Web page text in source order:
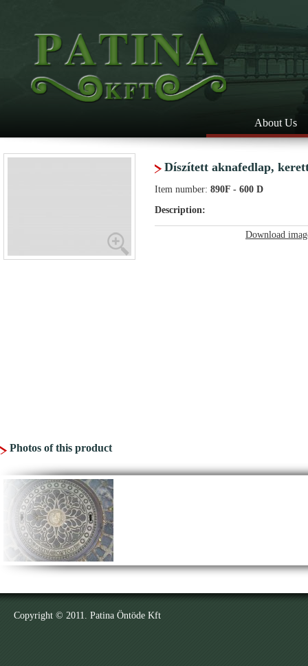
About Us
Díszített aknafedlap,
Item number: 890F - 600 D
Description:
Download
Photos of this product
Copyright © 2011. Patina Öntöde Kft